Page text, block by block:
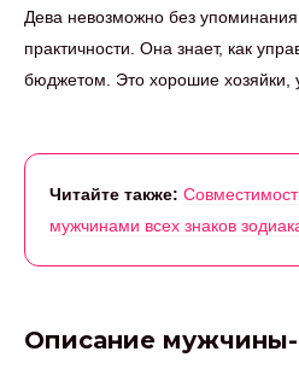
Дева невозможно без
практичности. Она знает, как
бюджетом. Это хорошие хозяйки,
Читайте также:
мужчинами всех знаков
Описание